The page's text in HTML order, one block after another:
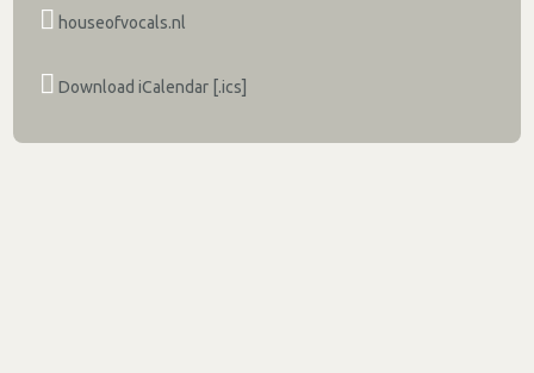
houseofvocals.nl
Download iCalendar [.ics]